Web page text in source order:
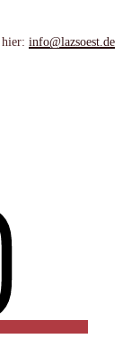
info@lazsoest.de